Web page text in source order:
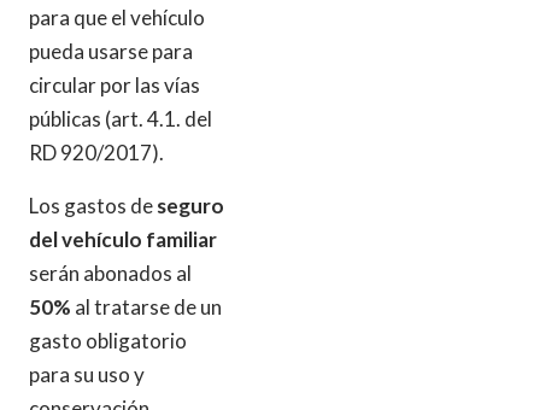
para que el vehículo
pueda usarse para
circular por las vías
públicas (art. 4.1. del
RD 920/2017).
Los gastos deseguro
del vehículo familiar
serán abonados al
50% al tratarse de un
gasto obligatorio
para su uso y